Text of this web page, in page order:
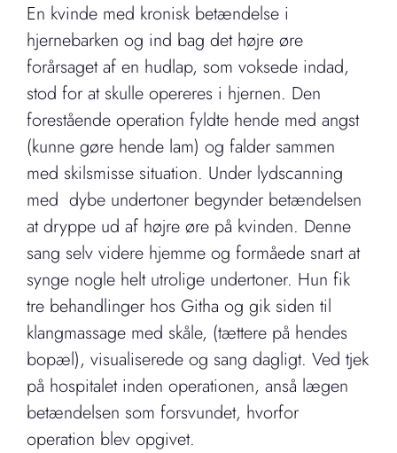
En kvinde med kronisk betændelse i
hjernebarken og ind bag det højre øre
forårsaget af en hudlap, som voksede indad,
stod for at skulle opereres i hjernen. Den
forestående operation fyldte hende med angst
(kunne gøre hende lam) og falder sammen
med skilsmisse situation. Under lydscanning
med dybe undertoner begynder betændelsen
at dryppe ud af højre øre på kvinden. Denne
sang selv videre hjemme og formåede snart at
synge nogle helt utrolige undertoner. Hun fik
tre behandlinger hos Githa og gik siden til
klangmassage med skåle, (tættere på hendes
bopæl), visualiserede og sang dagligt. Ved tjek
på hospitalet inden operationen, anså lægen
betændelsen som forsvundet, hvorfor
operation blev opgivet.